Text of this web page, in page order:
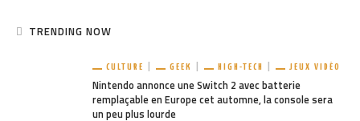
TRENDING NOW
CULTURE GEEK HIGH-TECH JEUX VIDÉO
Nintendo annonce une Switch 2 avec batterie
remplaçable en Europe cet automne, la console sera
un peu plus lourde